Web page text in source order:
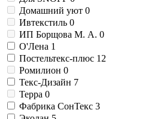
Домашний уют 0
Ивтекстиль 0
ИП Борщова М. А. 0
О'Лена 1
Постельтекс-плюс 12
Ромилион 0
Текс-Дизайн 7
Терра 0
Фабрика СонТекс 3